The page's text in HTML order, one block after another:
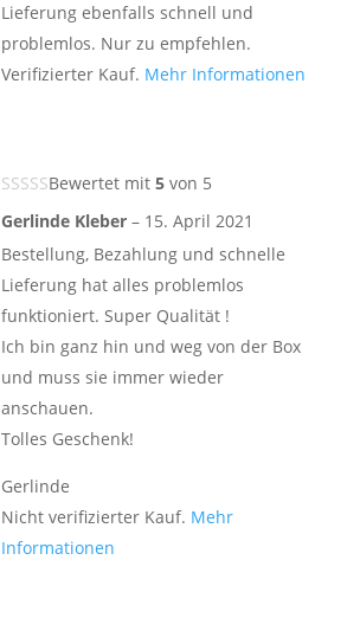
Lieferung ebenfalls schnell und
problemlos. Nur zu empfehlen.
Verifizierter Kauf. Mehr Informationen
Bewertet mit 5von 5
Gerlinde Kleber – 15. April 2021
Bestellung, Bezahlung und schnelle
Lieferung hat alles problemlos
funktioniert. Super Qualität !
Ich bin ganz hin und weg von der Box
und muss sie immer wieder
anschauen.
Tolles Geschenk!
Gerlinde
Nicht verifizierter Kauf. Mehr
Informationen